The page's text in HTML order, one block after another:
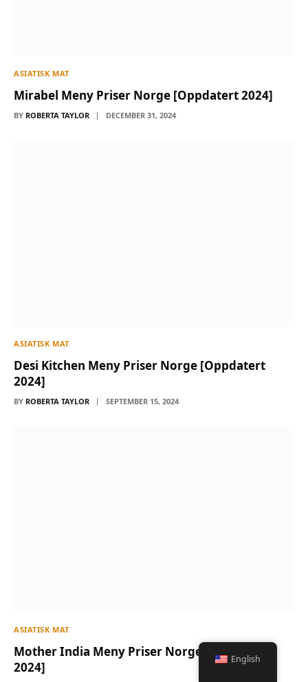
ASIATISK MAT
Mirabel Meny Priser Norge [Oppdatert 2024]
BY ROBERTA TAYLOR DECEMBER 31, 2024
ASIATISK MAT
Desi Kitchen Meny Priser Norge [Oppdatert
2024]
BY ROBERTA TAYLOR SEPTEMBER 15, 2024
ASIATISK MAT
Mother India Meny Priser Norge [Oppdatert
2024]
English